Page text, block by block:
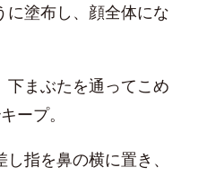
に塗布し、顔全体にな
まぶたを通ってこめ
ープ。
指を鼻の横に置き、